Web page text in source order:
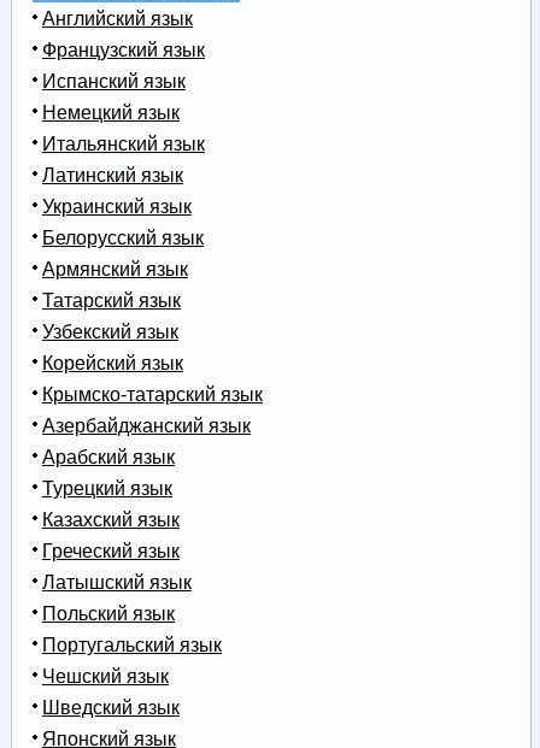
Английский язык
Французский язык
Испанский язык
Немецкий язык
Итальянский язык
Латинский язык
Украинский язык
Белорусский язык
Армянский язык
Татарский язык
Узбекский язык
Корейский язык
Крымско-татарский язык
Азербайджанский язык
Арабский язык
Турецкий язык
Казахский язык
Греческий язык
Латышский язык
Польский язык
Португальский язык
Чешский язык
Шведский язык
Японский язык